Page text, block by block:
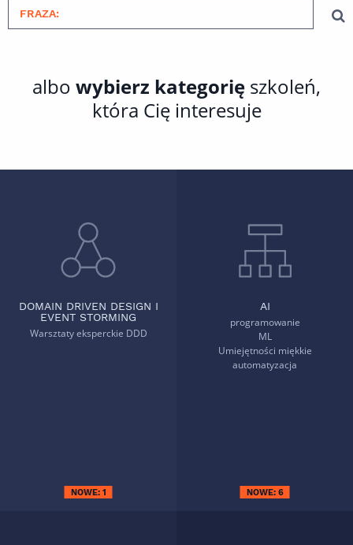
albo wybierz kategorię szkoleń,
która Cię interesuje
DOMAIN DRIVEN DESIGN I
EVENT STORMING
Warsztaty eksperckie DDD
NOWE: 1
AI
programowanie
ML
Umiejętności miękkie
automatyzacja
NOWE: 6